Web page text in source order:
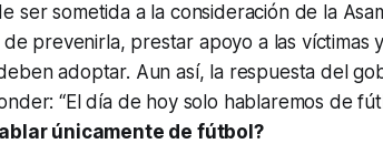
ser sometida a la consideración de la
prevenirla, prestar apoyo a las víctimas
adoptar. Aun así, la respuesta del
“El día de hoy solo hablaremos de
únicamente de fútbol?